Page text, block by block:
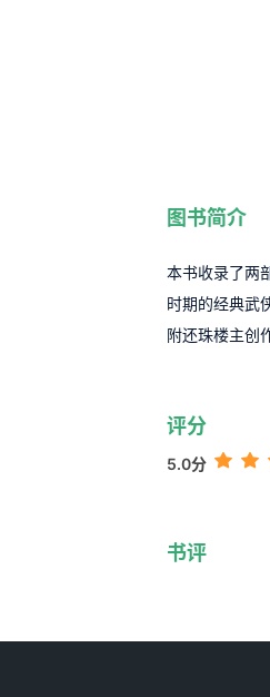
图书简介
本书收录了两
时期的经典武
附还珠楼主创
评分
5.0分
书评